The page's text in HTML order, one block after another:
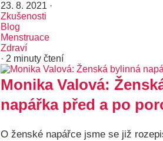
23. 8. 2021 ·
Zkušenosti
Blog
Menstruace
Zdraví
· 2 minuty čtení
Monika Valová:
napářka před a po
O ženské napářce jsme se již